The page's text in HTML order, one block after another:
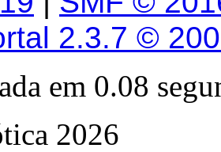
2.3.7 ©
em 0.08
2026